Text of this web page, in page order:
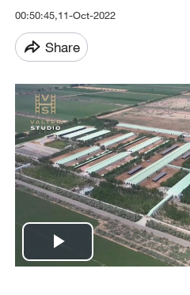
00:50:45,11-Oct-2022
Share
Play